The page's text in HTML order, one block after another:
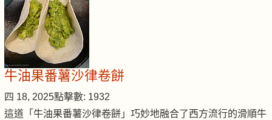
牛油果番薯沙律卷餅
四 18, 2025點擊數: 1932
這道「牛油果番薯沙律卷餅」巧妙地融合了西方流行的滑順牛